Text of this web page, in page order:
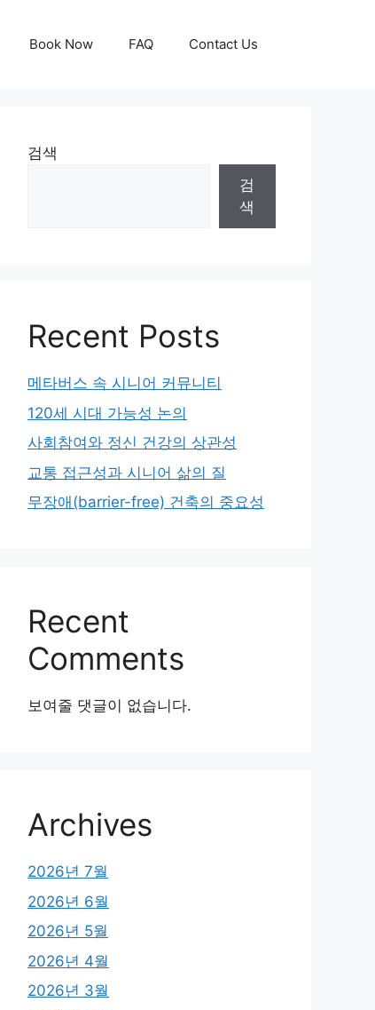
Book Now FAQ Contact Us
검색
검
색
Recent Posts
메타버스 속 시니어 커뮤니티
120세 시대 가능성 논의
사회참여와 정신 건강의 상관성
교통 접근성과 시니어 삶의 질
무장애(barrier-free) 건축의 중요성
Recent
Comments
보여줄 댓글이 없습니다.
Archives
2026년 7월
2026년 6월
2026년 5월
2026년 4월
2026년 3월